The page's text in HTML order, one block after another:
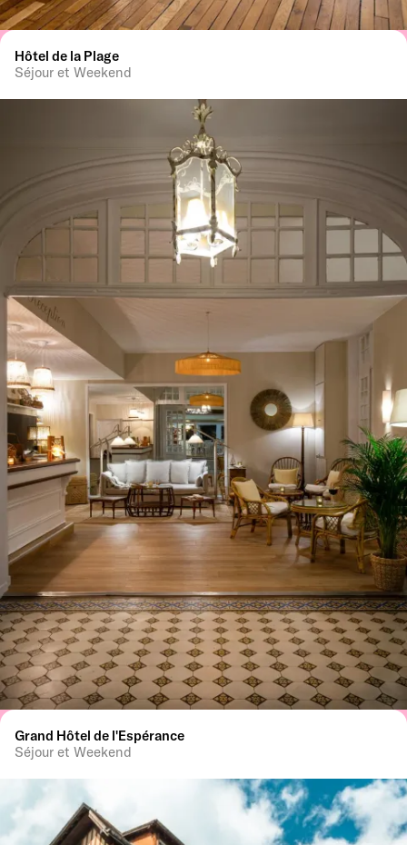
Hôtel de la Plage
Séjour et Weekend
Grand Hôtel de l'Espérance
Séjour et Weekend